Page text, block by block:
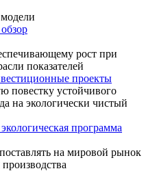
рост при
показателей
проекты
повестку устойчивого
на экологически чистый
программа
на мировой рынок